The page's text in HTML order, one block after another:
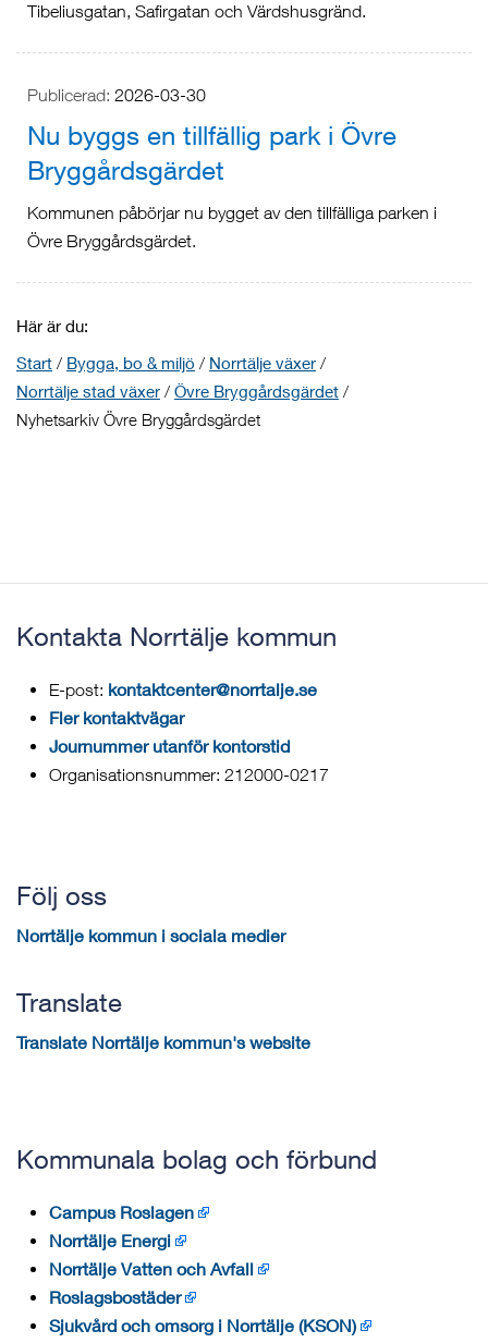
Tibeliusgatan, Safirgatan och Värdshusgränd.
Publicerad: 2026-03-30
Nu byggs en tillfällig park i Övre
Bryggårdsgärdet
Kommunen påbörjar nu bygget av den tillfälliga parken i
Övre Bryggårdsgärdet.
Här är du:
Start / Bygga, bo & miljö / Norrtälje växer /
Norrtälje stad växer / Övre Bryggårdsgärdet /
Nyhetsarkiv Övre Bryggårdsgärdet
Kontakta Norrtälje kommun
E-post: kontaktcenter@norrtalje.se
Fler kontaktvägar
Journummer utanför kontorstid
Organisationsnummer: 212000-0217
Följ oss
Norrtälje kommun i sociala medier
Translate
Translate Norrtälje kommun's website
Kommunala bolag och förbund
Campus Roslagen
Norrtälje Energi
Norrtälje Vatten och Avfall
Roslagsbostäder
Sjukvård och omsorg i Norrtälje (KSON)